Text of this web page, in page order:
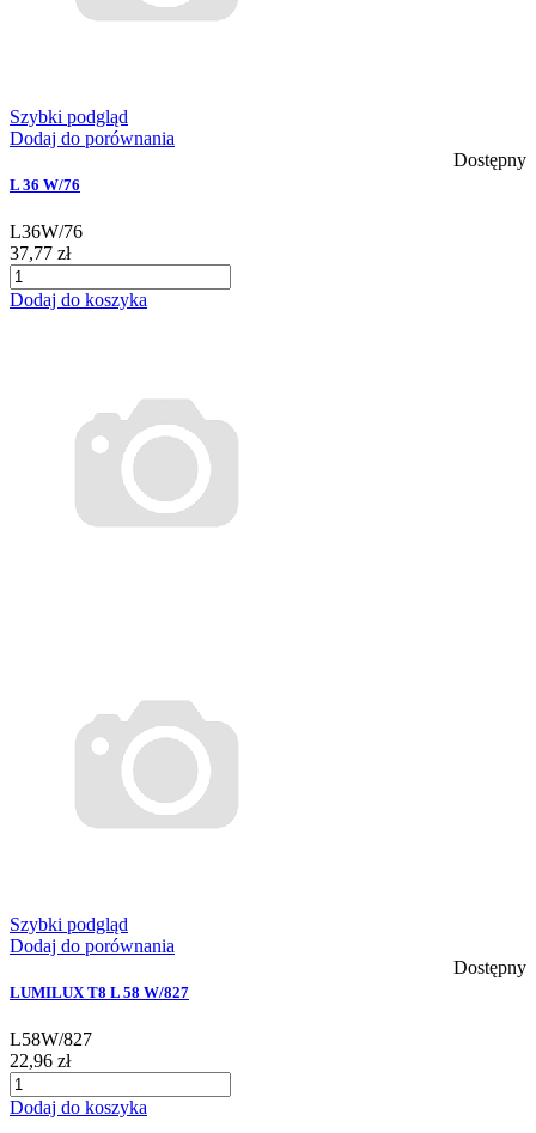
Szybki podgląd
Dodaj do porównania
Dostępny
L 36 W/76
L36W/76
37,77 zł
Dodaj do koszyka
Szybki podgląd
Dodaj do porównania
Dostępny
LUMILUX T8 L 58 W/827
L58W/827
22,96 zł
Dodaj do koszyka